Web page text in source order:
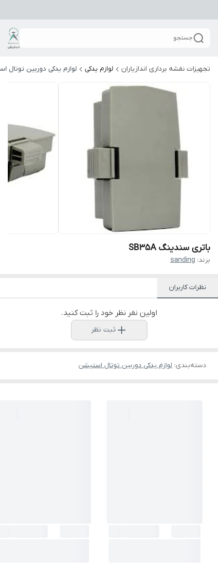
جستجو
تجهیزات نقشه برداری اندازیاران لوازم یدکی لوازم یدکی دوربین توتال
باتری سندینگ SB35A
برند: sanding
نظرات کاربران
اولین نفر نظر خود را ثبت کنید.
ثبت نظر
دسته‌بندی: لوازم یدکی دوربین توتال استیشن